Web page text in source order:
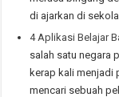
di ajarkan di
4 Aplikasi Belajar
salah satu negara
kerap kali menjadi
mencari sebuah